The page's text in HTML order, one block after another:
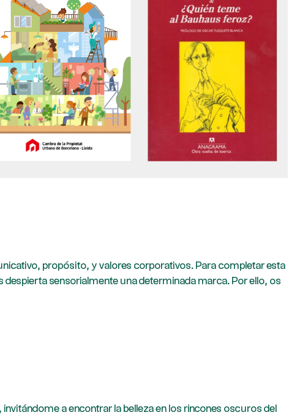
propósito, y valores corporativos. Para completar esta
sensorialmente una determinada marca. Por ello, os
a encontrar la belleza en los rincones oscuros del